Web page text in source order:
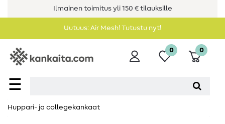
Ilmainen toimitus yli 150 € tilauksille
Uutuus: Air Mesh! Tutustu nyt!
☰
0 0
Huppari- ja collegekankaat